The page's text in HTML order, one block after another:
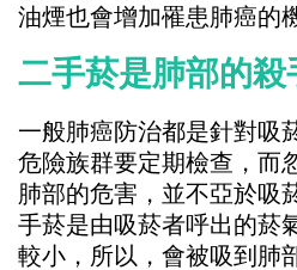
油煙也會增加罹患肺癌的
二手菸是肺部的殺
一般肺癌防治都是針對吸
危險族群要定期檢查，而
肺部的危害，並不亞於吸
手菸是由吸菸者呼出的菸
較小，所以，會被吸到肺